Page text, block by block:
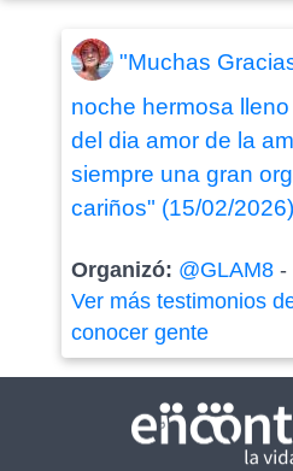
"Muchas
noche hermosa
del dia amor de la
siempre una gran
cariños" (15/02/2026)
Organizó: @GLAM8-
Ver más testimonios
conocer gente